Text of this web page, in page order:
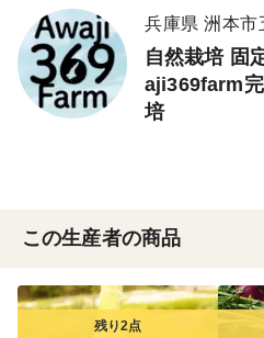
兵庫県 洲本市
自然栽培 固
aji369farm
培
この生産者の商品